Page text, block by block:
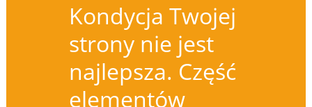
Kondycja Twojej
strony nie jest
najlepsza. Część
elementów